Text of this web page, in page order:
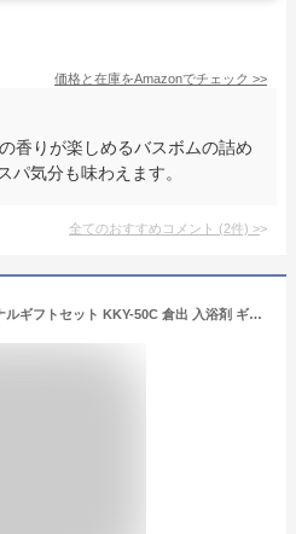
価格と在庫をAmazonでチェック >>
香りが楽しめるバスボムの詰め
パ気分も味わえます。
全てのおすすめコメント (2件) >
バスクリン きき湯オリジナルギフトセット KKY-50C 倉出 入浴剤 ギフト 疲労回復 炭酸 入浴剤 詰合せ 血行促進 リラックス 温泉 ギフト 内祝い お返し 出産内祝い プレゼント内祝い FUJI 敬老の日